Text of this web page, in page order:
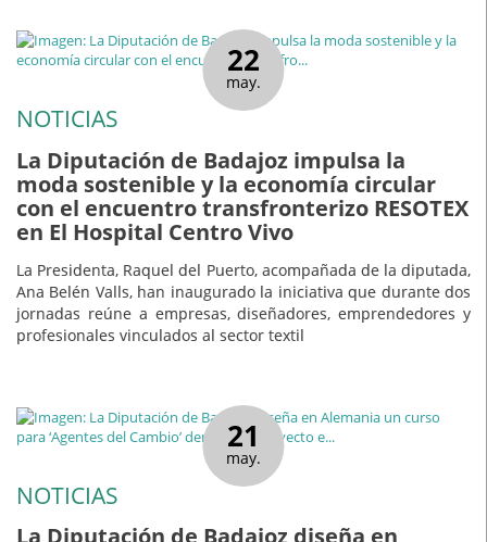
22
may.
NOTICIAS
La Diputación de Badajoz impulsa la
moda sostenible y la economía circular
con el encuentro transfronterizo RESOTEX
en El Hospital Centro Vivo
La Presidenta, Raquel del Puerto, acompañada de la diputada,
Ana Belén Valls, han inaugurado la iniciativa que durante dos
jornadas reúne a empresas, diseñadores, emprendedores y
profesionales vinculados al sector textil
21
may.
NOTICIAS